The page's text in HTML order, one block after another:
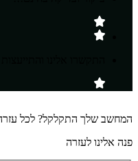
המחשב שלך התקלקל? לכל עזרה
פנה אלינו לעזרה